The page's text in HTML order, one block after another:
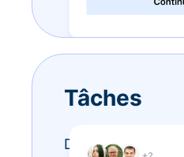
Tâches
Des listes de